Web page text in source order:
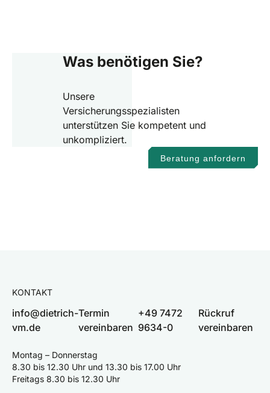
Was benötigen Sie?
Unsere
Versicherungsspezialisten
unterstützen Sie kompetent und
unkompliziert.
Beratung anfordern
KONTAKT
info@dietrich-
vm.de
Termin
vereinbaren
+49 7472
9634-0
Rückruf
vereinbaren
Montag – Donnerstag
8.30 bis 12.30 Uhr und 13.30 bis 17.00 Uhr
Freitags 8.30 bis 12.30 Uhr